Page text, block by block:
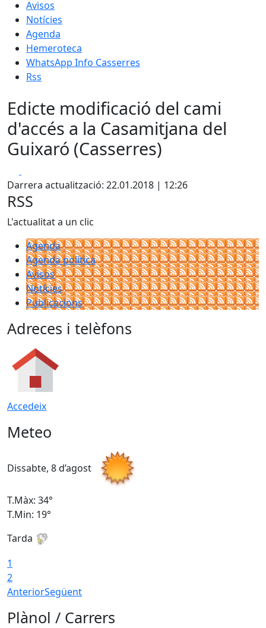
Avisos
Notícies
Agenda
Hemeroteca
WhatsApp Info Casserres
Rss
Edicte modificació del cami
d'accés a la Casamitjana del
Guixaró (Casserres)
Darrera actualització: 22.01.2018 | 12:26
RSS
L'actualitat a un clic
Agenda
Agenda política
Avisos
Notícies
Publicacions
Adreces i telèfons
Accedeix
Meteo
Dissabte, 8 d’agost
T.Màx: 34°
T.Min: 19°
Tarda
1
2
AnteriorSegüent
Plànol / Carrers